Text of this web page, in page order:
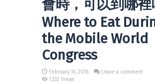
會時，可以到哪裡
Where to Eat
the Mobile World
Congress
February 16, 2016
Leave a comment
1,532 Views